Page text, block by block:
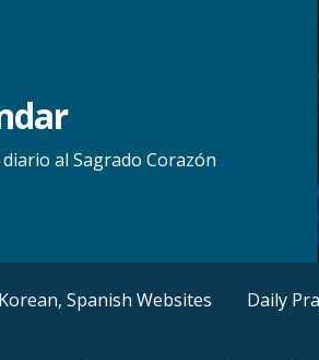
al Sagrado Corazón
Spanish Websites Daily